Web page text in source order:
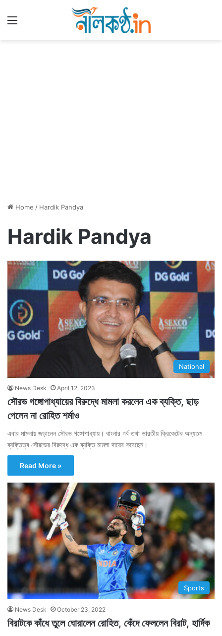
Home / Hardik Pandya
Hardik Pandya
National
News Desk April 12, 2023
সৌরভ গঙ্গোপাধ্যায়ের বিরুদ্ধে মামলা করলেন এক ব্যক্তি, ছাড়
পেলেন না রোহিত শর্মাও
এবার মামলায় জড়ালেন সৌরভ গঙ্গোপাধ্যায়। বাংলার গর্ব তথা ভারতীয় ক্রিকেটের অন্যতম
ব্যক্তিত্ব সৌরভের বিরুদ্ধে এক ব্যক্তি মামলা দায়ের করেছেন।
Read More »
Sports
News Desk October 23, 2022
বিরাটকে কাঁধে তুলে ঘোরালেন রোহিত, কেঁদে ফেললেন বিরাট, হার্দিক